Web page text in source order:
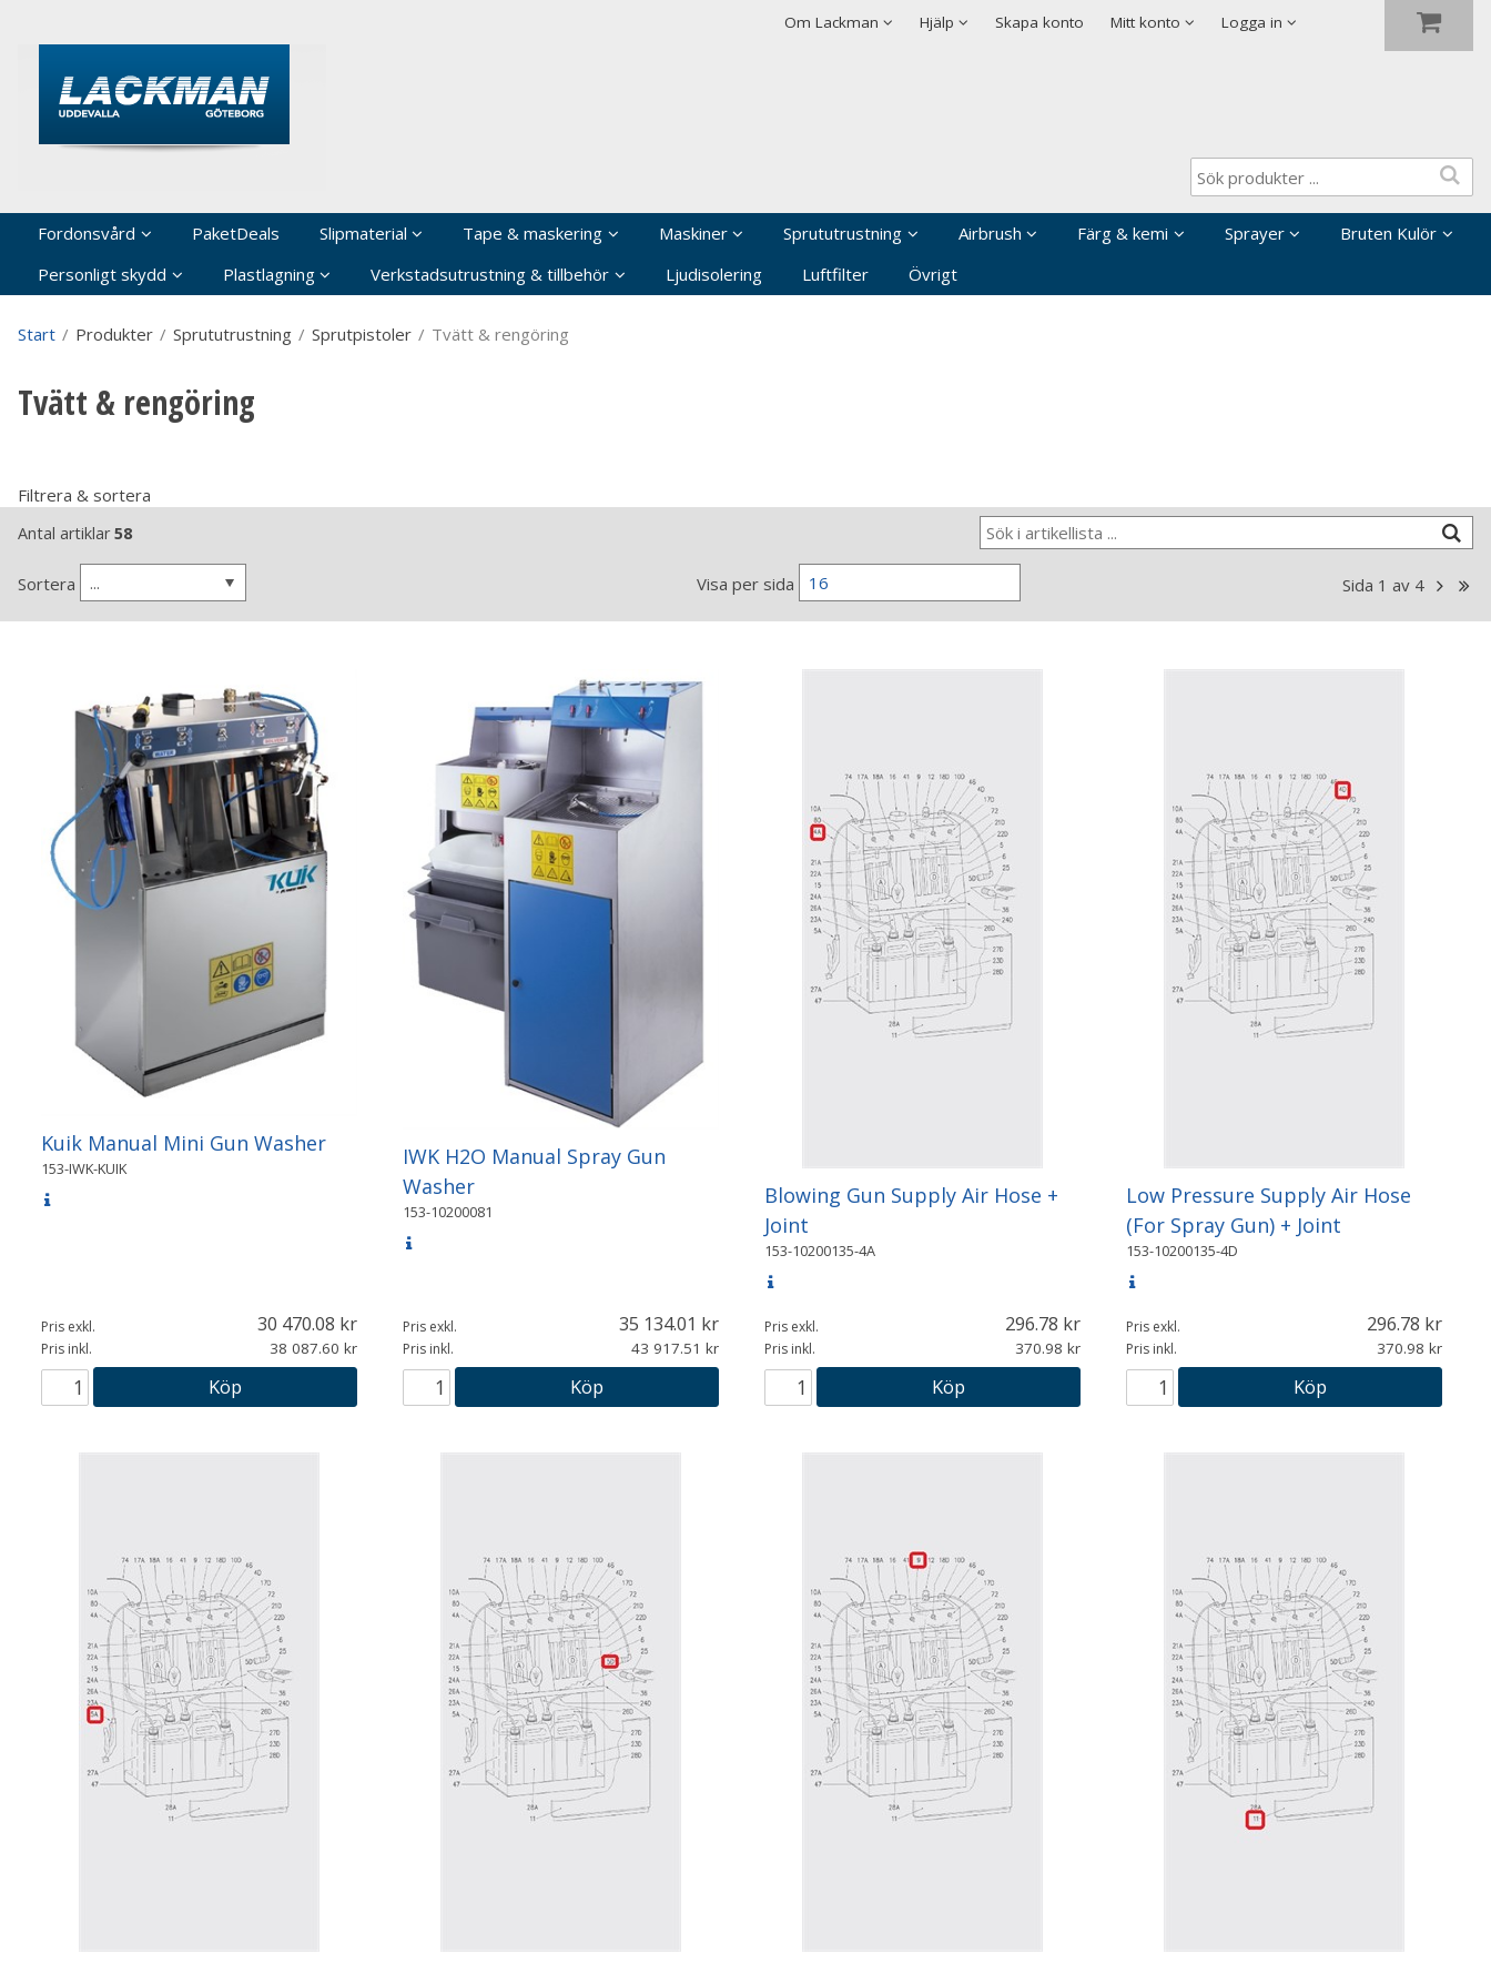
Om Lackman
Villkor Hjälp
Integritetspolicy Skapa konto Mitt konto Logga in
Skapa nytt konto
Fordonsvård PaketDeals Slipmaterial Tape & maskering Maskiner Sprututrustning Airbrush Färg & kemi Sprayer
Bruten Kulör
Personligt skydd
Plastlagning Verkstadsutrustning & tillbehör Ljudisolering Luftfilter Övrigt
Start / Produkter / Sprututrustning / Sprutpistoler / Tvätt & rengöring
Tvätt & rengöring
Filtrera & sortera
Antal artiklar58
Sortera ... Visa per sida 16 Sida 1 av 4
Kuik Manual Mini Gun Washer
153-IWK-KUIK
Pris exkl. 30 470.08
Pris inkl. 38 087.60
Köp
IWK H2O Manual Spray Gun
Washer
153-10200081
Pris exkl. 35 134.01
Pris inkl. 43 917.51
Köp
Blowing Gun Supply Air Hose +
Joint
153-10200135-4A
Pris exkl. 296.78
Pris inkl. 370.98
Köp
Low Pressure Supply Air Hose
(For Spray Gun) + Joint
153-10200135-4D
Pris exkl. 296.78
Pris inkl. 370.98
Köp